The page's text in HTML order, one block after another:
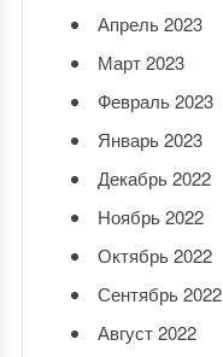
Апрель 2023
Март 2023
Февраль 2023
Январь 2023
Декабрь 2022
Ноябрь 2022
Октябрь 2022
Сентябрь 2022
Август 2022